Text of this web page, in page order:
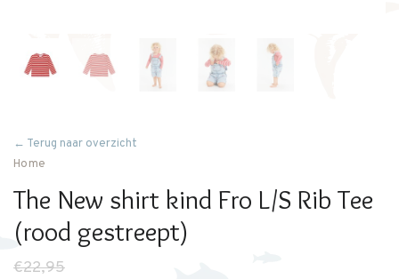
← Terug naar overzicht
Home
The New shirt kind Fro L/S Rib Tee
(rood gestreept)
€22,95